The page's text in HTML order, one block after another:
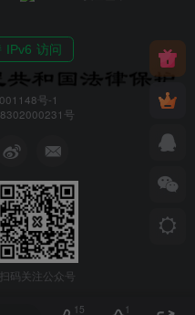
号-1
号
扫码关注公众号
15 1